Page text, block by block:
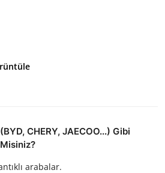
CHERY, JAECOO...) Gibi
arabalar.